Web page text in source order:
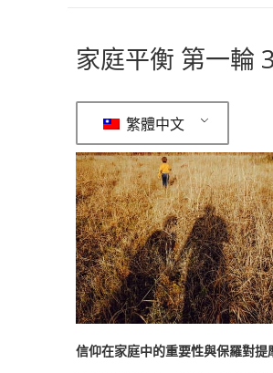
家庭平衡 第一輪 3
繁體中文
信仰在家庭中的重要性與保羅對提